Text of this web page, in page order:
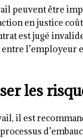
peuvent être
en justice
est jugé
l’employeur
les
il est